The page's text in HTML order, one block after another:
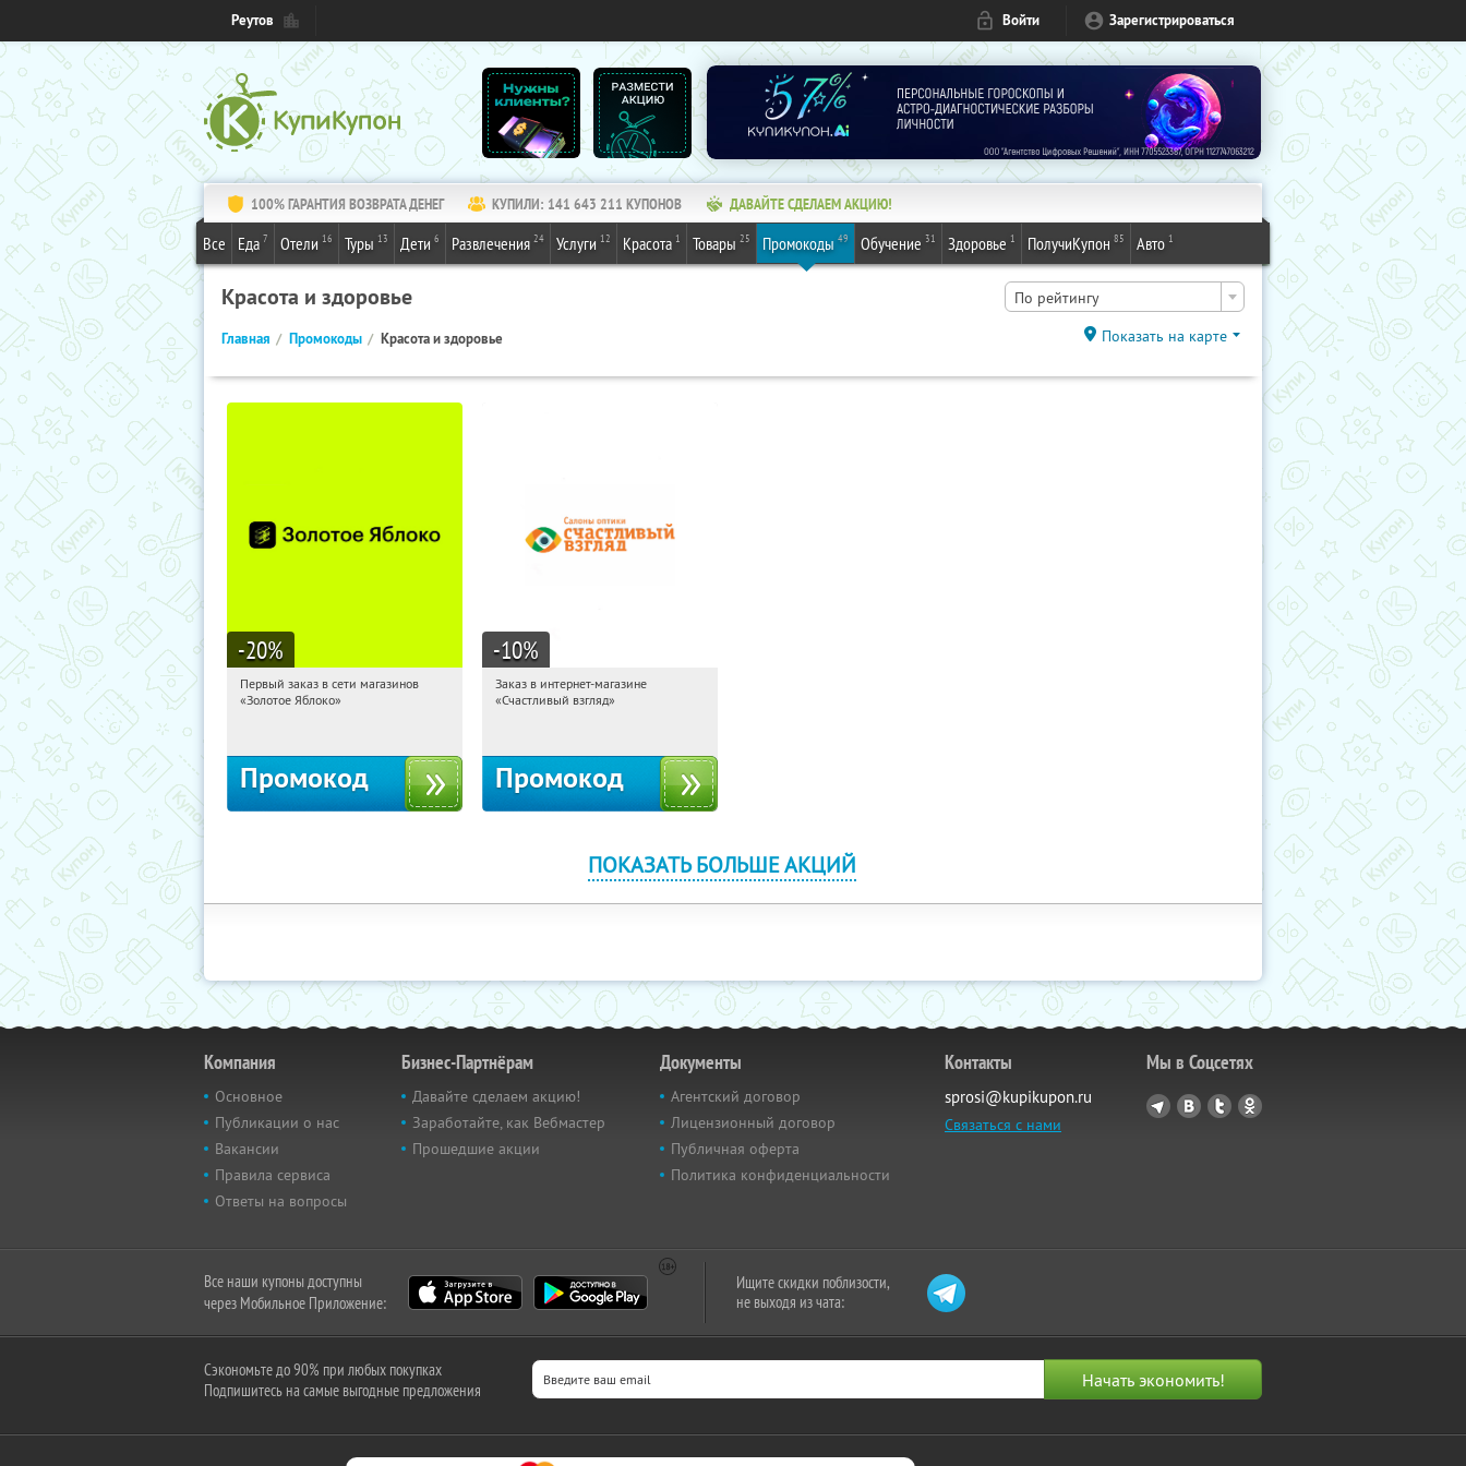
Реутов Войти Зарегистрироваться
100% ГАРАНТИЯ ВОЗВРАТА ДЕНЕГ КУПИЛИ: 141 643 211 КУПОНОВ ДАВАЙТЕ СДЕЛАЕМ АКЦИЮ!
Все Еда 7 Отели 16 Туры 13 Дети 6 Развлечения 24 Услуги 12 Красота 1 Товары 25 Промокоды 49 Обучение 31 Здоровье 1 ПолучиКупон 85 Авто 1
Красота и здоровье По рейтингу
Главная Промокоды Красота и здоровье Показать на карте
-20%
08:48:51
Получи первым!
Первый заказ в сети магазинов
«Золотое Яблоко»
Промокод
-10%
08:48:51
Получи первым!
Заказ в интернет-магазине
«Счастливый взгляд»
Промокод
ПОКАЗАТЬ БОЛЬШЕ АКЦИЙ
Компания
Основное
Публикации о нас
Вакансии
Правила сервиса
Ответы на вопросы
Бизнес-Партнёрам
Давайте сделаем акцию!
Заработайте, как Вебмастер
Прошедшие акции
Документы
Агентский договор
Лицензионный договор
Публичная оферта
Политика конфиденциальности
Контакты
sprosi@kupikupon.ru
Связаться с нами
Мы в Соцсетях
Все наши купоны доступны
через Мобильное Приложение:
Ищите скидки поблизости,
не выходя из чата:
Сэкономьте до 90% при любых покупках
Подпишитесь на самые выгодные предложения